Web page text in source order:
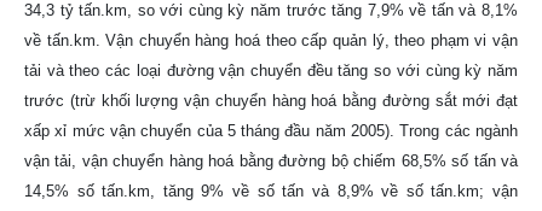
34,3 tỷ tấn.km, so với cùng kỳ năm trước tăng 7,9% về tấn và 8,1%
về tấn.km. Vận chuyển hàng hoá theo cấp quản lý, theo phạm vi vận
tải và theo các loại đường vận chuyển đều tăng so với cùng kỳ năm
trước (trừ khối lượng vận chuyển hàng hoá bằng đường sắt mới đạt
xấp xỉ mức vận chuyển của 5 tháng đầu năm 2005). Trong các ngành
vận tải, vận chuyển hàng hoá bằng đường bộ chiếm 68,5% số tấn và
14,5% số tấn.km, tăng 9% về số tấn và 8,9% về số tấn.km; vận